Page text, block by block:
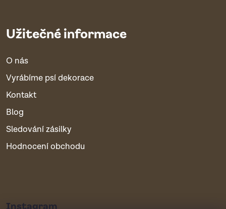
Užitečné informace
O nás
Vyrábíme psí dekorace
Kontakt
Blog
Sledování zásilky
Hodnocení obchodu
Instagram